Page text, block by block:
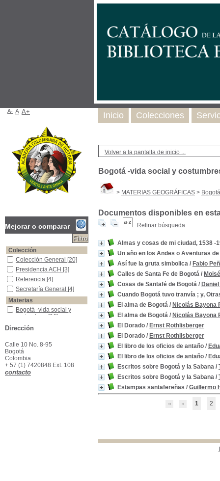
Volver a la pantalla de inicio ...
Bogotá -vida social y
> MATERIAS GEOGRÁFICAS >
Documentos disponibles en
Refinar búsqueda
Almas y cosas de mi ciudad, 1538 -
Un año en los Andes o Aventuras
Así fue la gruta simbolica / Fabio
Calles de Santa Fe de Bogotá /
Cosas de Santafé de Bogotá /
Cuando Bogotá tuvo tranvía ; y,
El alma de Bogotá / Nicolás Bayona
El alma de Bogotá / Nicolás Bayona
El Dorado / Ernst Rothlisberger
El Dorado / Ernst Rothlisberger
El libro de los oficios de antaño /
El libro de los oficios de antaño /
Escritos sobre Bogotá y la Sabana /
Escritos sobre Bogotá y la Sabana /
Estampas santafereñas / Guillermo
1 2
Inicio Colecciones
A- A A+
Mejorar o comparar
Colección
Colección General
Colección General [20]
Presidencia ACH
Presidencia ACH [3]
Referencia
Referencia [4]
Secretaría General
Secretaría General [4]
Materias
Bogotá -vida social y costumbres
Bogotá -vida social y
costumbres [26]
Bogotá -Historia
Bogotá -Historia
Colombia-- Descripciones y viajes.
Colombia-- Descripciones
y viajes.
Literatura Costumbrista -Colombia
Literatura Costumbrista -
Colombia[3]
Alcaldes -Historia -Bogotá
Alcaldes -Historia -Bogotá
Dirección
Calle 10 No. 8-95
Bogotá
Colombia
+ 57 (1) 7420848 Ext. 108
contacto